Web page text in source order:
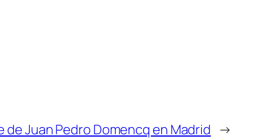
de Juan Pedro Domencq en Madrid →